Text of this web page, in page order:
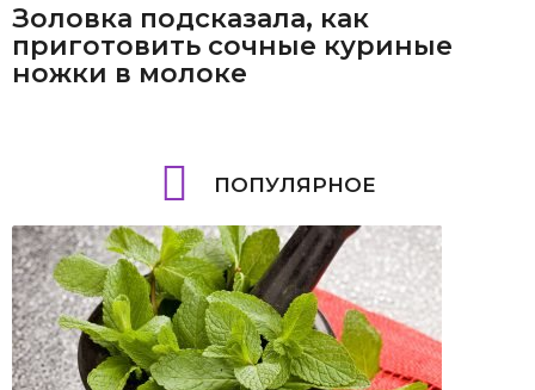
Золовка подсказала, как
приготовить сочные куриные
ножки в молоке
ПОПУЛЯРНОЕ